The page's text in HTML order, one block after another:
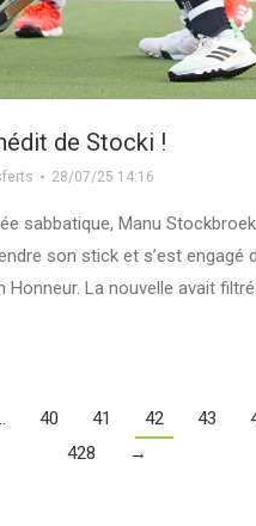
de Stocki !
28/07/25 14:16
sabbatique, Manu
son stick et s’est engagé
Honneur. La nouvelle avait
40 41 42 43
428
→